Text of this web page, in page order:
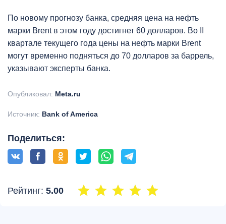
По новому прогнозу банка, средняя цена на нефть
марки Brent в этом году достигнет 60 долларов. Во II
квартале текущего года цены на нефть марки Brent
могут временно подняться до 70 долларов за баррель,
указывают эксперты банка.
Опубликовал: Meta.ru
Источник: Bank of America
Поделиться:
Рейтинг: 5.00